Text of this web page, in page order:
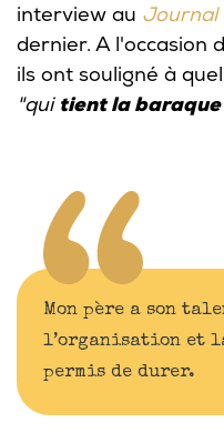
interview au Journal
dernier. A l'occasion
ils ont souligné à
"qui tient la
Mon père a son
l’organisation et
permis de durer.